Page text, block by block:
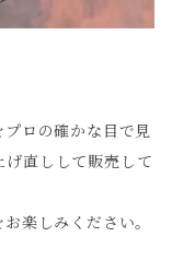
ロの確かな目で見
直しして販売して
楽しみください。